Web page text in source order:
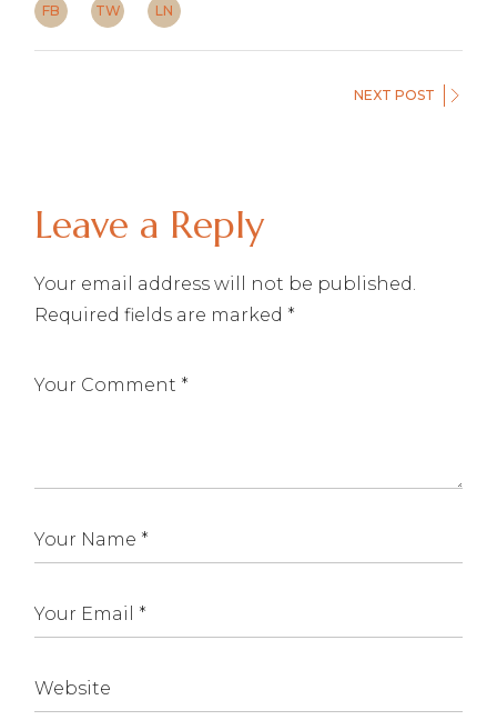
FB TW LN
NEXT POST
Leave a Reply
Your email address will not be published.
Required fields are marked *